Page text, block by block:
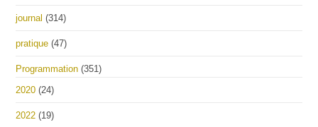
journal (314)
pratique (47)
Programmation (351)
2020 (24)
2022 (19)